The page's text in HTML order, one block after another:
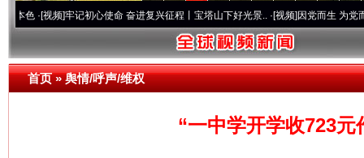
牢记初心使命 奋进复兴征程丨宝塔山下好光景..·[视频]因党而生 为党而战——百
首页»舆情/呼声/维权
“一中学开学收723